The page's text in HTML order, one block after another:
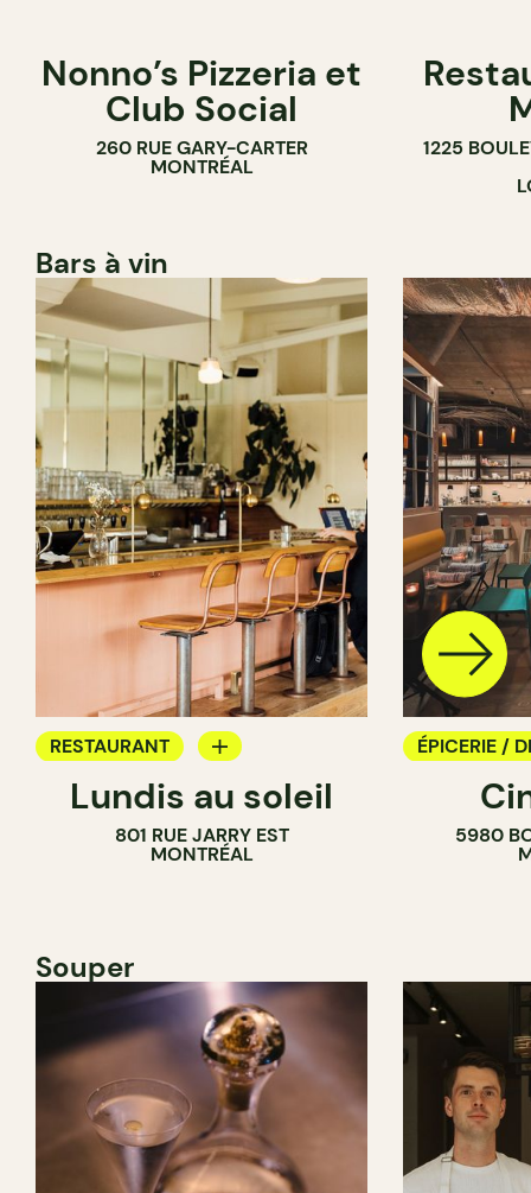
Nonno’s Pizzeria et
Club Social
260 RUE GARY-CARTER
MONTRÉAL
1225
Bars à vin
RESTAURANT
BAR À VIN
Lundis au soleil
801 RUE JARRY EST
MONTRÉAL
ÉPICERIE /
COMPTOIR
CAVISTE
5980
Souper